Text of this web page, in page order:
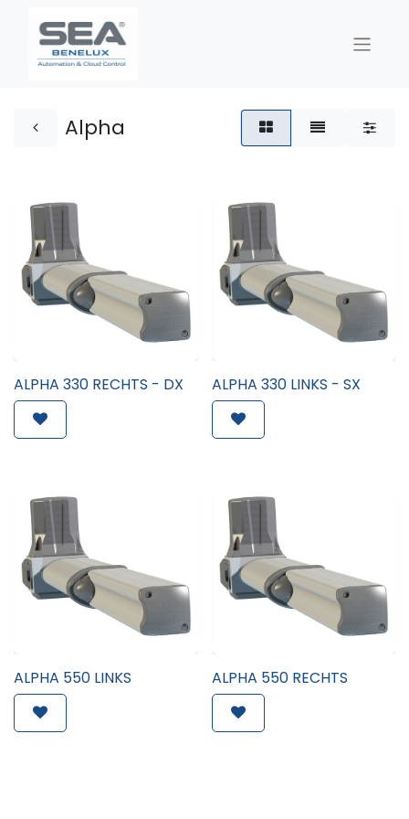
Alpha
ALPHA 330 RECHTS - DX ALPHA 330 LINKS - SX
ALPHA 550 LINKS ALPHA 550 RECHTS